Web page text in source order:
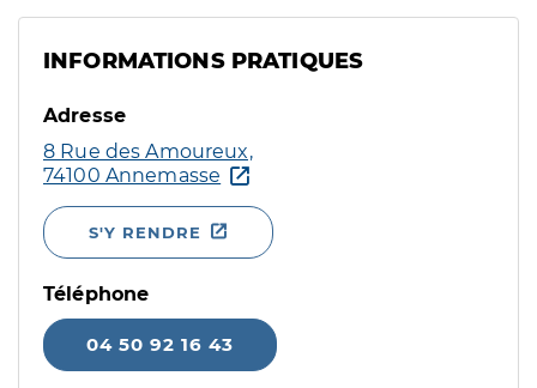
INFORMATIONS PRATIQUES
Adresse
8 Rue des Amoureux,
74100 Annemasse
S'Y RENDRE
Téléphone
04 50 92 16 43